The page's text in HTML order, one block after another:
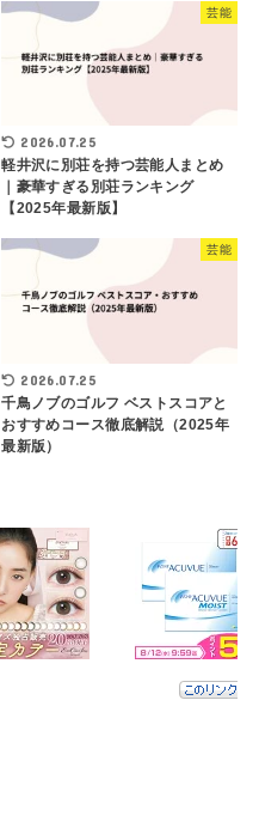
芸能
2026.07.25
軽井沢に別荘を持つ芸能人まとめ
｜豪華すぎる別荘ランキング
【2025年最新版】
芸能
2026.07.25
千鳥ノブのゴルフ ベストスコアと
おすすめコース徹底解説（2025年
最新版）